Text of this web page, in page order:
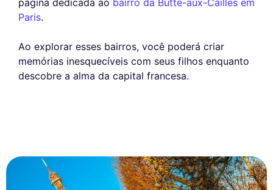
Paris.
Ao explorar esses bairros, você poderá criar
memórias inesquecíveis com seus filhos enquanto
descobre a alma da capital francesa.